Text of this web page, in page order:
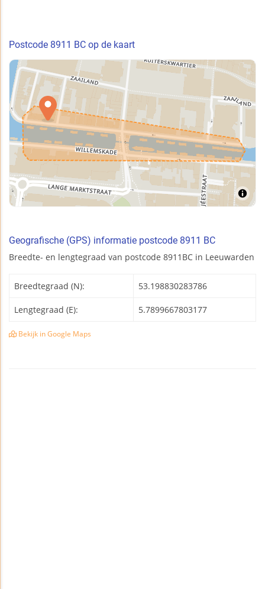
Postcode 8911 BC op de kaart
Geografische (GPS) informatie postcode 8911 BC
Breedte- en lengtegraad van postcode 8911BC in Leeuwarden
Breedtegraad (N): 53.198830283786
Lengtegraad (E): 5.7899667803177
Bekijk in Google Maps